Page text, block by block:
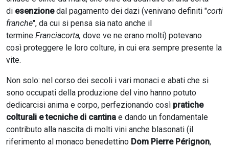
di esenzionedal pagamento dei dazi (venivano definiti "corti
franche", da cui si pensa sia nato anche il
termine Franciacorta, dove ve ne erano molti) potevano
così proteggere le loro colture, in cui era sempre presente la
vite.
Non solo: nel corso dei secoli i vari monaci e abati che si
sono occupati della produzione del vino hanno potuto
dedicarcisi anima e corpo, perfezionando così pratiche
colturali e tecniche di cantina e dando un fondamentale
contributo alla nascita di molti vini anche blasonati (il
riferimento al monaco benedettino Dom Pierre Pérignon,